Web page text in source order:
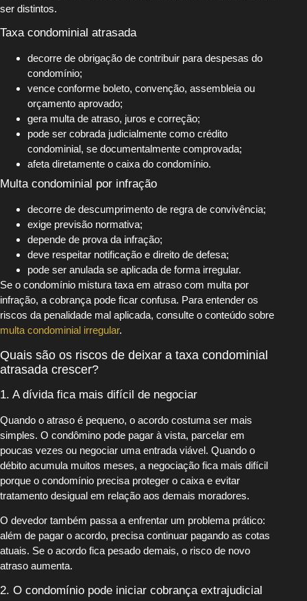
ser distintos.
Taxa condominial atrasada
decorre de obrigação de contribuir para despesas do
condomínio;
vence conforme boleto, convenção, assembleia ou
orçamento aprovado;
gera multa de atraso, juros e correção;
pode ser cobrada judicialmente como crédito
condominial, se documentalmente comprovada;
afeta diretamente o caixa do condomínio.
Multa condominial por infração
decorre de descumprimento de regra de convivência;
exige previsão normativa;
depende de prova da infração;
deve respeitar notificação e direito de defesa;
pode ser anulada se aplicada de forma irregular.
Se o condomínio mistura taxa em atraso com multa por
infração, a cobrança pode ficar confusa. Para entender os
riscos da penalidade mal aplicada, consulte o conteúdo sobre
multa condominial irregular.
Quais são os riscos de deixar a taxa condominial
atrasada crescer?
1. A dívida fica mais difícil de negociar
Quando o atraso é pequeno, o acordo costuma ser mais
simples. O condômino pode pagar à vista, parcelar em
poucas vezes ou negociar uma entrada viável. Quando o
débito acumula muitos meses, a negociação fica mais difícil
porque o condomínio precisa proteger o caixa e evitar
tratamento desigual em relação aos demais moradores.
O devedor também passa a enfrentar um problema prático:
além de pagar o acordo, precisa continuar pagando as cotas
atuais. Se o acordo fica pesado demais, o risco de novo
atraso aumenta.
2. O condomínio pode iniciar cobrança extrajudicial